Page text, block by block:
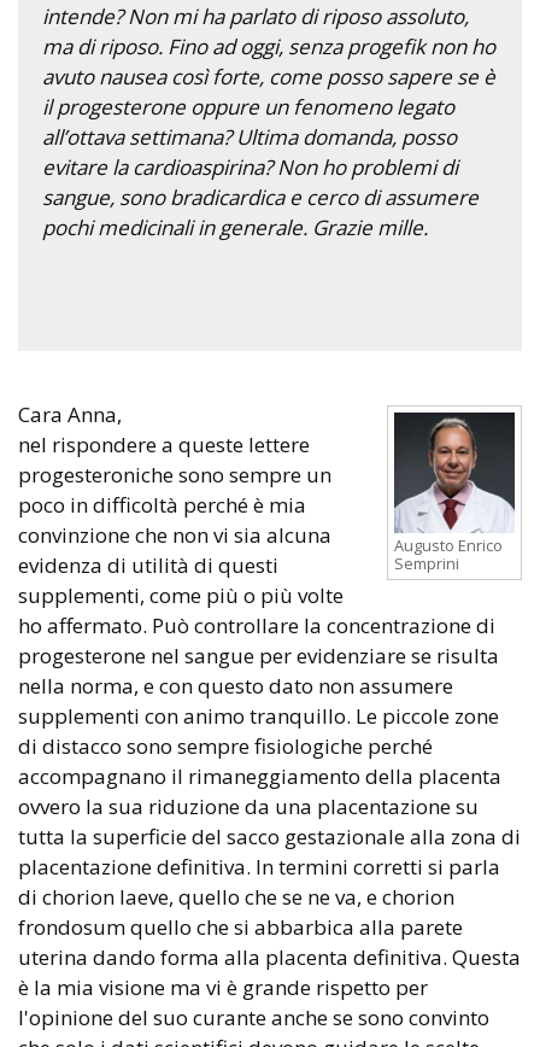
intende? Non mi ha parlato di riposo assoluto,
ma di riposo. Fino ad oggi, senza progefik non ho
avuto nausea così forte, come posso sapere se è
il progesterone oppure un fenomeno legato
all’ottava settimana? Ultima domanda, posso
evitare la cardioaspirina? Non ho problemi di
sangue, sono bradicardica e cerco di assumere
pochi medicinali in generale. Grazie mille.
Augusto Enrico
Semprini
Cara Anna,
nel rispondere a queste lettere
progesteroniche sono sempre un
poco in difficoltà perché è mia
convinzione che non vi sia alcuna
evidenza di utilità di questi
supplementi, come più o più volte
ho affermato. Può controllare la concentrazione di
progesterone nel sangue per evidenziare se risulta
nella norma, e con questo dato non assumere
supplementi con animo tranquillo. Le piccole zone
di distacco sono sempre fisiologiche perché
accompagnano il rimaneggiamento della placenta
ovvero la sua riduzione da una placentazione su
tutta la superficie del sacco gestazionale alla zona di
placentazione definitiva. In termini corretti si parla
di chorion laeve, quello che se ne va, e chorion
frondosum quello che si abbarbica alla parete
uterina dando forma alla placenta definitiva. Questa
è la mia visione ma vi è grande rispetto per
l'opinione del suo curante anche se sono convinto